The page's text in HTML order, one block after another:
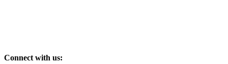
Connect with us: